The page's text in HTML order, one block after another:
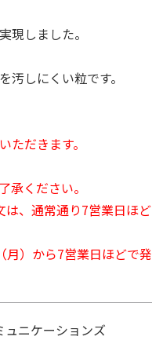
現しました。
しにくい粒です。
だきます。
承ください。
は、通常通り7営業日ほど
月）から7営業日ほどで発
ュニケーションズ